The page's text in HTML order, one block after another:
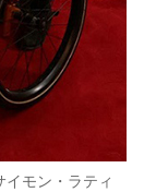
モン・ラティ